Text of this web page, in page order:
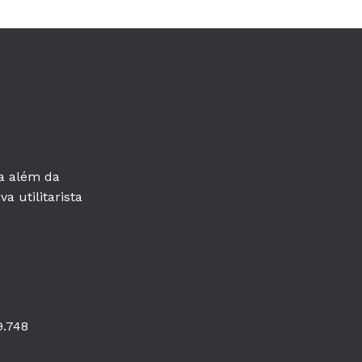
além da
utilitarista